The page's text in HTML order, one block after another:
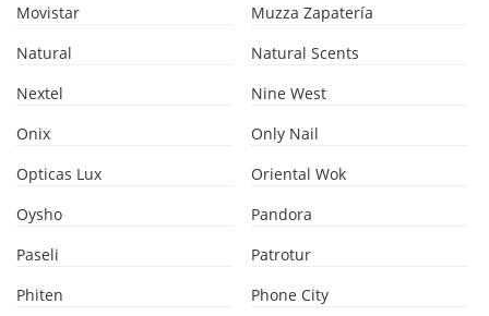
Movistar
Muzza Zapatería
Natural
Natural Scents
Nextel
Nine West
Onix
Only Nail
Opticas Lux
Oriental Wok
Oysho
Pandora
Paseli
Patrotur
Phiten
Phone City